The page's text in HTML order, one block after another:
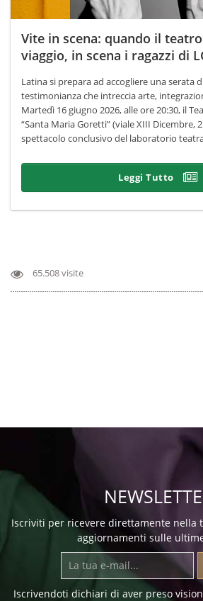
Vite in scena: quando il
viaggio, in scena i ragazzi di
Latina si prepara ad accogliere una serata
testimonianza che intreccia arte,
Martedì 16 giugno 2026, alle ore 20:30, il
“Santa Maria Goretti” (viale XIII Dicembre,
spettacolo conclusivo del laboratorio
Leggi Tutto
65.508 visite
Iscriviti per ricevere direttamente nella
aggiornamenti sulle
Iscrivendoti dichiari di aver preso